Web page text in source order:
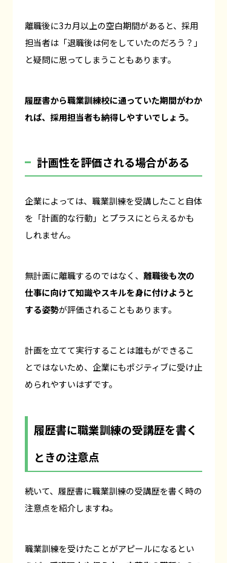
離職後に3カ月以上の空白期間があると、採用
担当者は「退職後は何をしていたのだろう？」
と疑問に思ってしまうこともあります。
履歴書から職業訓練校に通っていた期間がわか
れば、採用担当者も納得しやすいでしょう。
計画性を評価される場合がある
企業によっては、職業訓練を受講したこと自体
を「計画的な行動」とプラスにとらえるかも
しれません。
無計画に離職するのではなく、 離職後も次の
仕事に向けて知識やスキルを身に付けようと
する姿勢が評価されることもあります。
計画を立てて実行することは誰もができるこ
とではないため、企業にもポジティブに受け止
められやすいはずです。
履歴書に職業訓練の受講歴を書く
ときの注意点
続いて、履歴書に職業訓練の受講歴を書く時の
注意点を紹介しますね。
職業訓練を受けたことがアピールになるとい